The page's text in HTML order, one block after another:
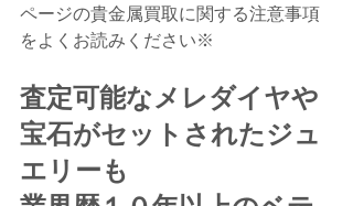
ページの貴金属買取に関する注意事項
をよくお読みください※
査定可能なメレダイヤや
宝石がセットされたジュ
エリーも